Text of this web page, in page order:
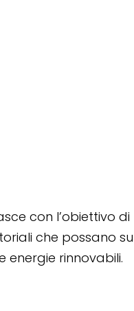
con l’obiettivo
che possano
energie rinnovabili.